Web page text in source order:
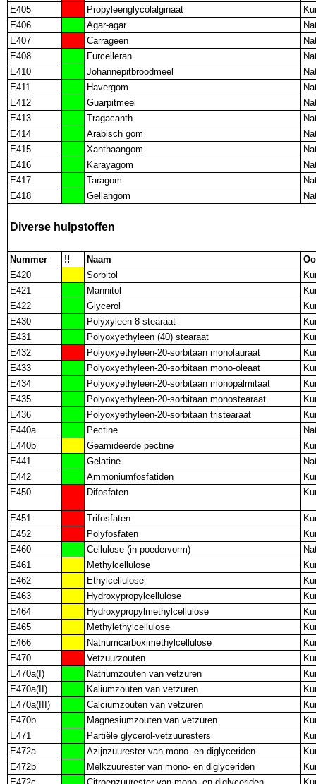
E405
Propyleenglycolalginaat
E406
Agar-agar
E407
Carrageen
E408
Furcelleran
E410
Johannepitbroodmeel
E411
Havergom
E412
Guarpitmeel
E413
Tragacanth
E414
Arabisch gom
E415
Xanthaangom
E416
Karayagom
E417
Taragom
E418
Gellangom
Diverse hulpstoffen
Nummer !! Naam
E420
Sorbitol
E421
Mannitol
E422
Glycerol
E430
Polyxyleen-8-stearaat
E431
Polyoxyethyleen (40) stearaat
E432
Polyoxyethyleen-20-sorbitaan monolauraat
E433
Polyoxyethyleen-20-sorbitaan mono-oleaat
E434
Polyoxyethyleen-20-sorbitaan monopalmitaat
E435
Polyoxyethyleen-20-sorbitaan monostearaat
E436
Polyoxyethyleen-20-sorbitaan tristearaat
E440a
Pectine
E440b
Geamideerde pectine
E441
Gelatine
E442
Ammoniumfosfatiden
E450
Difosfaten
E451 Trifosfaten
E452
Polyfosfaten
E460
Cellulose (in poedervorm)
E461
Methylcellulose
E462
Ethylcellulose
E463
Hydroxypropylcellulose
E464
Hydroxypropylmethylcellulose
E465
Methylethylcellulose
E466
Natriumcarboximethylcellulose
E470
Vetzuurzouten
E470a(I)
Natriumzouten van vetzuren
E470a(II)
Kaliumzouten van vetzuren
E470a(III)
Calciumzouten van vetzuren
E470b
Magnesiumzouten van vetzuren
E471
Partiële glycerol-vetzuuresters
E472a
Azijnzuurester van mono- en diglyceriden
E472b
Melkzuurester van mono- en diglyceriden